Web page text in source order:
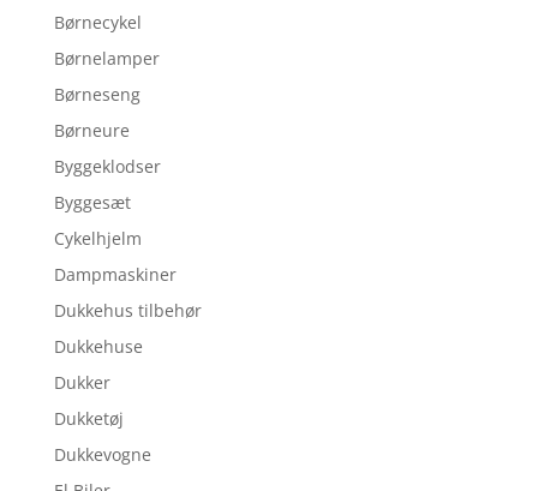
Børnecykel
Børnelamper
Børneseng
Børneure
Byggeklodser
Byggesæt
Cykelhjelm
Dampmaskiner
Dukkehus tilbehør
Dukkehuse
Dukker
Dukketøj
Dukkevogne